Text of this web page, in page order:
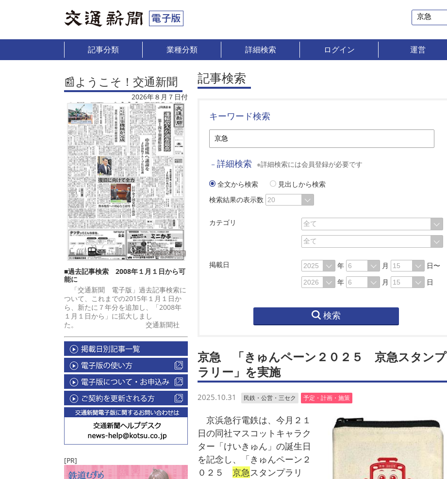
記事分類 業種分類 詳細検索 ログイン 運営
📰ようこそ！交通新聞
2026年８月７日付
■過去記事検索 2008年１月１日から可
能に
「交通新聞 電子版」過去記事検索に
ついて、これまでの2015年１月１日か
ら、新たに７年分を追加し、「2008年
１月１日から」に拡大しまし
た。 交通新聞社
[PR]
記事検索
キーワード検索
－ 詳細検索 ※詳細検索には会員登録が必要です
全文から検索
見出しから検索
検索結果の表示数
カテゴリ
掲載日 年 月
日〜
年
月 日
検索
京急 「きゅんペーン２０２５ 京急スタンプ
ラリー」を実施
2025.10.31 民鉄・公営・三セク 予定・計画・施策
京浜急行電鉄は、今月２１
日の同社マスコットキャラク
ター「けいきゅん」の誕生日
を記念し、「きゅんペーン２
０２５ 京急スタンプラリ